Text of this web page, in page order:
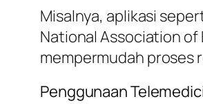
Misalnya, aplikasi
National Association of
mempermudah proses
Penggunaan